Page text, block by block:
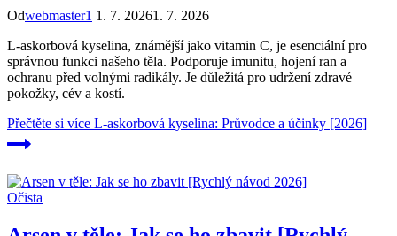
Odwebmaster1 1. 7. 20261. 7. 2026
L-askorbová kyselina, známější jako vitamin C, je esenciální pro
správnou funkci našeho těla. Podporuje imunitu, hojení ran a
ochranu před volnými radikály. Je důležitá pro udržení zdravé
pokožky, cév a kostí.
Přečtěte si více L-askorbová kyselina: Průvodce a účinky [2026]
Očista